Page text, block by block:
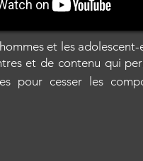
et les
et de contenu qui
pour cesser les